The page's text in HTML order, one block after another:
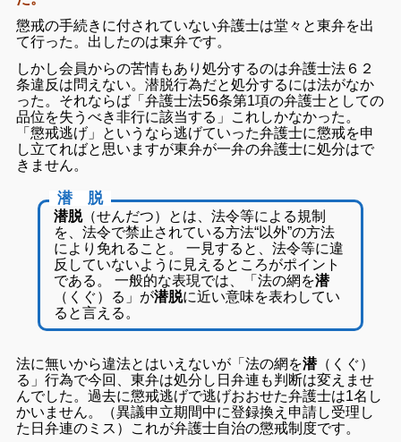
懲戒の手続きに付されていない弁護士は堂々と東弁を出
て行った。出したのは東弁です。
しかし会員からの苦情もあり処分するのは弁護士法６２
条違反は問えない。潜脱行為だと処分するには法がなか
った。それならば「弁護士法56条第1項の弁護士としての
品位を失うべき非行に該当する」これしかなかった。
「懲戒逃げ」というなら逃げていった弁護士に懲戒を申
し立てればと思いますが東弁が一弁の弁護士に処分はで
きません。
潜 脱
潜脱（せんだつ）とは、法令等による規制
を、法令で禁止されている方法“以外”の方法
により免れること。 一見すると、法令等に違
反していないように見えるところがポイント
である。 一般的な表現では、「法の網を潜
（くぐ）る」が潜脱に近い意味を表わしてい
ると言える。
法に無いから違法とはいえないが 「法の網を潜（くぐ）
る」行為で今回、東弁は処分し日弁連も判断は変えませ
んでした。過去に懲戒逃げで逃げおおせた弁護士は1名し
かいません。（異議申立期間中に登録換え申請し受理し
た日弁連のミス） これが弁護士自治の懲戒制度です。